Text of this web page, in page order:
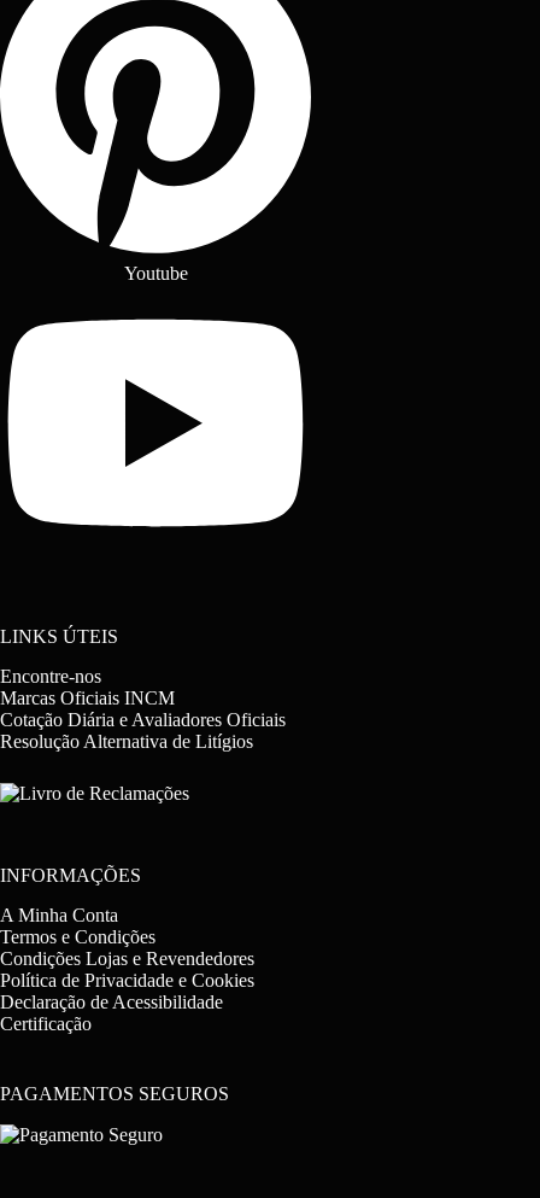
Youtube
LINKS ÚTEIS
Encontre-nos
Marcas Oficiais INCM
Cotação Diária e Avaliadores Oficiais
Resolução Alternativa de Litígios
INFORMAÇÕES
A Minha Conta
Termos e Condições
Condições Lojas e Revendedores
Política de Privacidade e Cookies
Declaração de Acessibilidade
Certificação
PAGAMENTOS SEGUROS